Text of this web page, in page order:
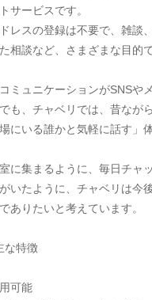
サービスです。
レスの登録は不要で、雑談
相談など、さまざまな目的
ミュニケーションがSNSや
も、チャベリでは、昔なが
にいる誰かと気軽に話す」
に集まるように、毎日チャ
いたように、チャベリは今
ありたいと考えています。
な特徴
可能